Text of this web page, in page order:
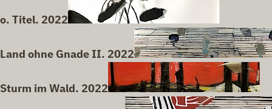
o. Titel. 2022
Land ohne Gnade II. 2022
Sturm im Wald. 2022